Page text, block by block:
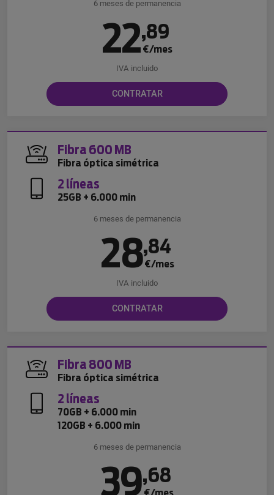
6 meses de permanencia
22,89
€/mes
IVA incluido
CONTRATAR
Fibra 600 MB
Fibra óptica simétrica
2 líneas
25GB + 6.000 min
6 meses de permanencia
28,84
€/mes
IVA incluido
CONTRATAR
Fibra 800 MB
Fibra óptica simétrica
2 líneas
70GB + 6.000 min
120GB + 6.000 min
6 meses de permanencia
39,68